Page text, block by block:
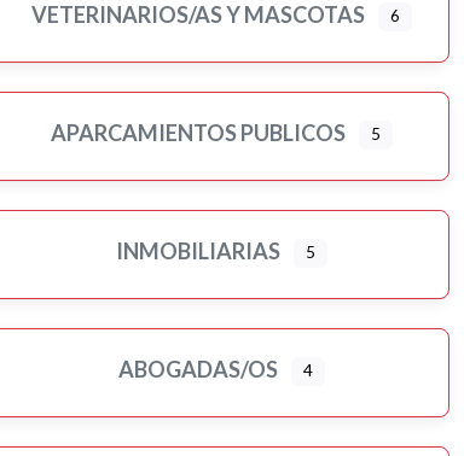
VETERINARIOS/AS Y MASCOTAS 6
APARCAMIENTOS PUBLICOS 5
INMOBILIARIAS 5
ABOGADAS/OS 4